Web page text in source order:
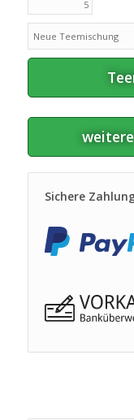
Sichere